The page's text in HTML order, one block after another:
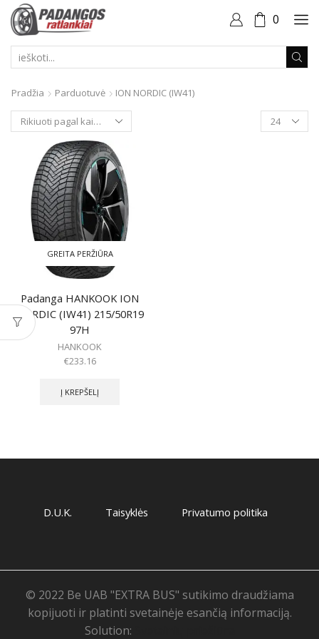
0
Pradžia Parduotuvė
ION NORDIC (IW41)
Produktai
puslapyje
GREITA PERŽIŪRA
Padanga HANKOOK ION
NORDIC (IW41) 215/50R19
97H
HANKOOK
€233.16
Į KREPŠELĮ
D.U.K. Taisyklės Privatumo politika
© 2022 Be UAB "EXTRA BUS" sutikimo draudžiama
kopijuoti ir platinti svetainėje esančią informaciją.
Solution: